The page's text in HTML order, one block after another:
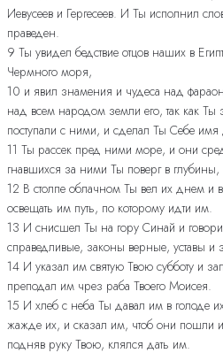
Иевусеев и Гергесеев. И Ты исполнил
праведен.
9 Ты увидел бедствие отцов наших в
Чермного моря,
10 и явил знамения и чудеса над
над всем народом земли его, так как
поступали с ними, и сделал Ты Себе
11 Ты рассек пред ними море, и они
гнавшихся за ними Ты поверг в
12 В столпе облачном Ты вел их днем и
освещать им путь, по которому идти им.
13 И снисшел Ты на гору Синай и
справедливые, законы верные, уставы и
14 И указал им святую Твою субботу и
преподал им чрез раба Твоего Моисея.
15 И хлеб с неба Ты давал им в голоде
жажде их, и сказал им, чтоб они пошли
подняв руку Твою, клялся дать им.